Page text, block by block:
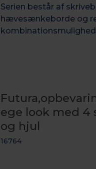
Serien består af
hævesænkeborde og
ege look med 4
og hjul
16764